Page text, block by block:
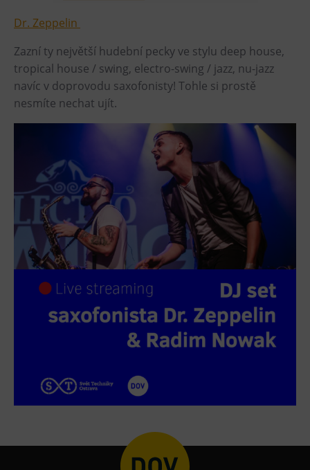
Heligonka
Lezecká stěna
Národní zemědělské muzeum
Fajna Dilna
FUTUREUM
Prohlídky
Dolní Vítkovice
Hornické muzeum
Občerstvení
Bolt Café
Kavárna Velký Svět techniky
L’Osteria
Bistropen
Catering
Dr. Zeppelin
Zazní ty největší hudební pecky ve stylu deep house,
tropical house / swing, electro-swing / jazz, nu-jazz
navíc v doprovodu saxofonisty! Tohle si prostě
nesmíte nechat ujít.